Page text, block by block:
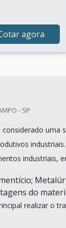
agora
- SP
uma
industriais,
do
realizar o